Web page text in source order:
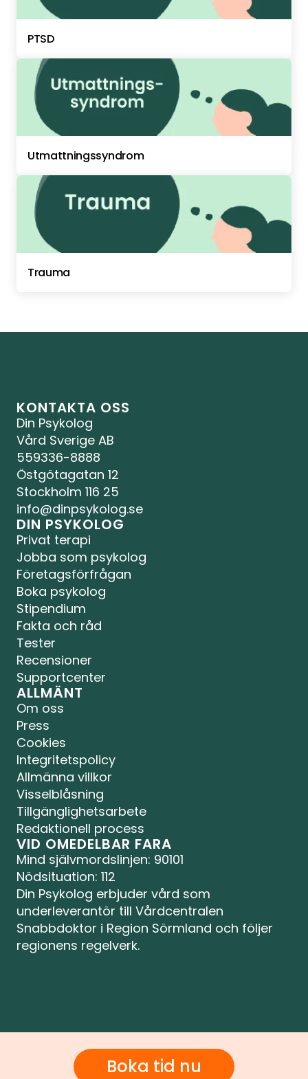
PTSD
Utmattningssyndrom
Trauma
Boka tid nu
KONTAKTA OSS
Din Psykolog
Vård Sverige AB
559336-8888
Östgötagatan 12
Stockholm 116 25
info@dinpsykolog.se
DIN PSYKOLOG
Privat terapi
Jobba som psykolog
Företagsförfrågan
Boka psykolog
Stipendium
Fakta och råd
Tester
Recensioner
Supportcenter
ALLMÄNT
Om oss
Press
Cookies
Integritetspolicy
Allmänna villkor
Visselblåsning
Tillgänglighetsarbete
Redaktionell process
VID OMEDELBAR FARA
Mind självmordslinjen: 90101
Nödsituation: 112
Din Psykolog erbjuder vård som
underleverantör till Vårdcentralen
Snabbdoktor i Region Sörmland och följer
regionens regelverk.